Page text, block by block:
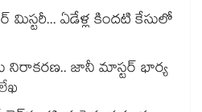
మిస్టరీ... ఏడేళ్ల కిందటి కేసులో
జానీ మాస్టర్ భార్య